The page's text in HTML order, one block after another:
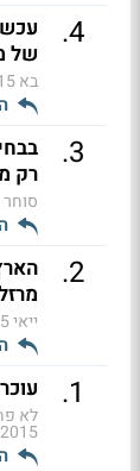
4
.
של
בא
3
.
רק
2
.
ייאי
1
.
לא
14:49